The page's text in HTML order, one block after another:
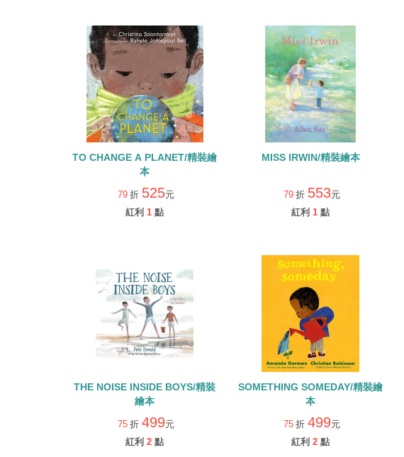
TO CHANGE A PLANET/精裝繪
本
79 折 525元
紅利 1 點
MISS IRWIN/精裝繪本
79 折 553元
紅利 1 點
THE NOISE INSIDE BOYS/精裝
繪本
75 折 499元
紅利 2 點
SOMETHING SOMEDAY/精裝繪
本
75 折 499元
紅利 2 點